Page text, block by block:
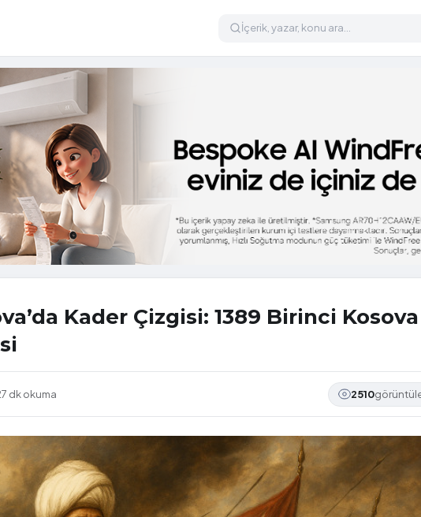
Kader Çizgisi: 1389 Birinci Kosova
dk okuma 2510